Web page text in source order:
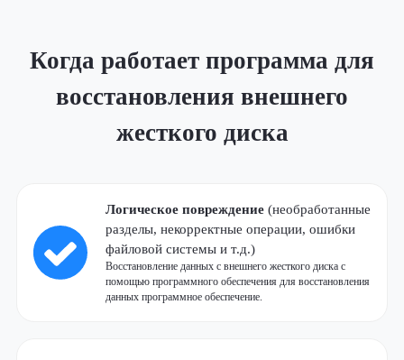
Когда работает программа для
восстановления внешнего
жесткого диска
Логическое повреждение (необработанные
разделы, некорректные операции, ошибки
файловой системы и т.д.)
Восстановление данных с внешнего жесткого диска с
помощью программного обеспечения для восстановления
данных программное обеспечение.